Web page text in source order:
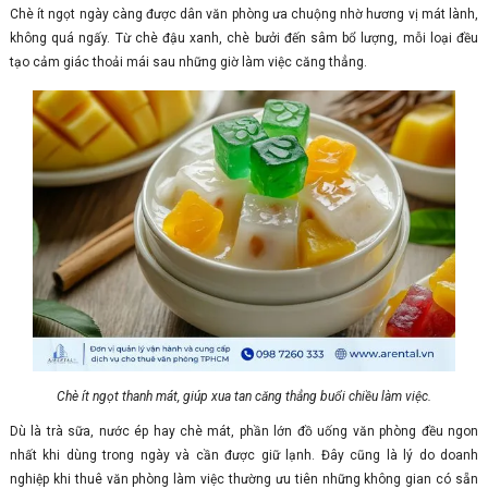
Chè ít ngọt ngày càng được dân văn phòng ưa chuộng nhờ hương vị mát lành,
không quá ngấy. Từ chè đậu xanh, chè bưởi đến sâm bổ lượng, mỗi loại đều
tạo cảm giác thoải mái sau những giờ làm việc căng thẳng.
Chè ít ngọt thanh mát, giúp xua tan căng thẳng buổi chiều làm việc.
Dù là trà sữa, nước ép hay chè mát, phần lớn đồ uống văn phòng đều ngon
nhất khi dùng trong ngày và cần được giữ lạnh. Đây cũng là lý do doanh
nghiệp khi thuê văn phòng làm việc thường ưu tiên những không gian có sẵn